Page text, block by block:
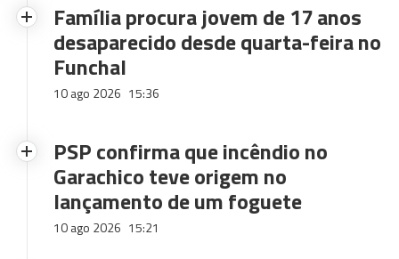
Família procura jovem de 17 anos
desaparecido desde quarta-feira no
Funchal
10 ago 2026 15:36
PSP confirma que incêndio no
Garachico teve origem no
lançamento de um foguete
10 ago 2026 15:21